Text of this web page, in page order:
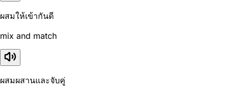
ผสมให้เข้ากันดี
mix and match
ผสมผสานและจับคู่